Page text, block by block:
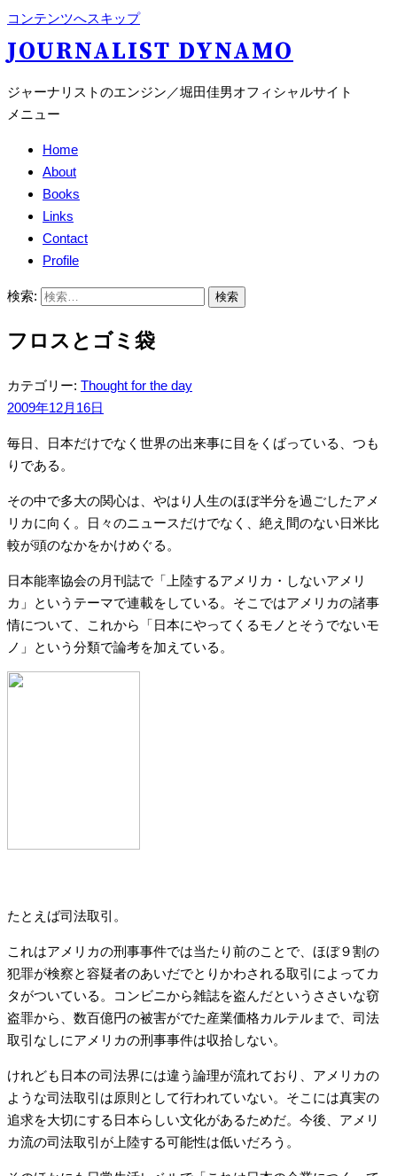
コンテンツへスキップ
JOURNALIST DYNAMO
ジャーナリストのエンジン／堀田佳男オフィシャルサイト
メニュー
Home
About
Books
Links
Contact
Profile
検索:
フロスとゴミ袋
カテゴリー: Thought for the day
2009年12月16日
毎日、日本だけでなく世界の出来事に目をくばっている、つも
りである。
その中で多大の関心は、やはり人生のほぼ半分を過ごしたアメ
リカに向く。日々のニュースだけでなく、絶え間のない日米比
較が頭のなかをかけめぐる。
日本能率協会の月刊誌で「上陸するアメリカ・しないアメリ
カ」というテーマで連載をしている。そこではアメリカの諸事
情について、これから「日本にやってくるモノとそうでないモ
ノ」という分類で論考を加えている。
たとえば司法取引。
これはアメリカの刑事事件では当たり前のことで、ほぼ９割の
犯罪が検察と容疑者のあいだでとりかわされる取引によってカ
タがついている。コンビニから雑誌を盗んだというささいな窃
盗罪から、数百億円の被害がでた産業価格カルテルまで、司法
取引なしにアメリカの刑事事件は収拾しない。
けれども日本の司法界には違う論理が流れており、アメリカの
ような司法取引は原則として行われていない。そこには真実の
追求を大切にする日本らしい文化があるためだ。今後、アメリ
カ流の司法取引が上陸する可能性は低いだろう。